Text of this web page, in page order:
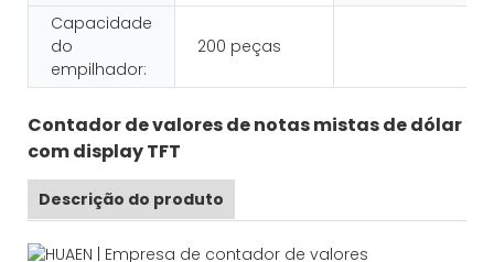
Capacidade
do
empilhador:
200 peças
Contador de valores de notas mistas de dólar
com display TFT
Descrição do produto